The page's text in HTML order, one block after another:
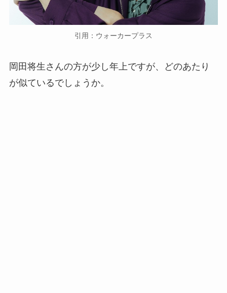
引用：ウォーカープラス
岡田将生さんの方が少し年上ですが、どのあたり
が似ているでしょうか。